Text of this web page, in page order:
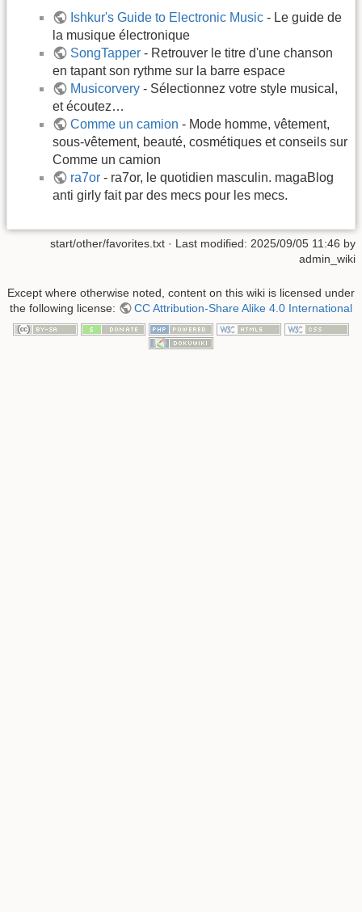
Ishkur's Guide to Electronic Music - Le guide de
la musique électronique
SongTapper - Retrouver le titre d'une chanson
en tapant son rythme sur la barre espace
Musicorvery - Sélectionnez votre style musical,
et écoutez…
Comme un camion - Mode homme, vêtement,
sous-vêtement, beauté, cosmétiques et conseils sur
Comme un camion
ra7or - ra7or, le quotidien masculin. magaBlog
anti girly fait par des mecs pour les mecs.
start/other/favorites.txt · Last modified: 2025/09/05 11:46 by
admin_wiki
Except where otherwise noted, content on this wiki is licensed under
the following license:
CC Attribution-Share Alike 4.0 International